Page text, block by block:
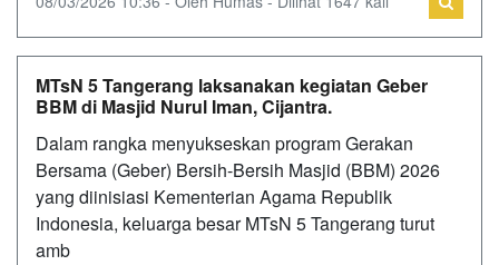
MTsN 5 Tangerang laksanakan kegiatan Geber
BBM di Masjid Nurul Iman, Cijantra.
Dalam rangka menyukseskan program Gerakan
Bersama (Geber) Bersih-Bersih Masjid (BBM) 2026
yang diinisiasi Kementerian Agama Republik
Indonesia, keluarga besar MTsN 5 Tangerang turut
amb